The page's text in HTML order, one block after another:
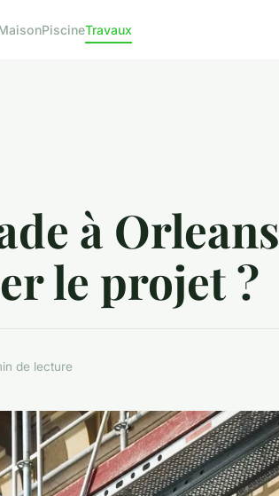
PiscineTravaux
à Orleans
le projet ?
de lecture